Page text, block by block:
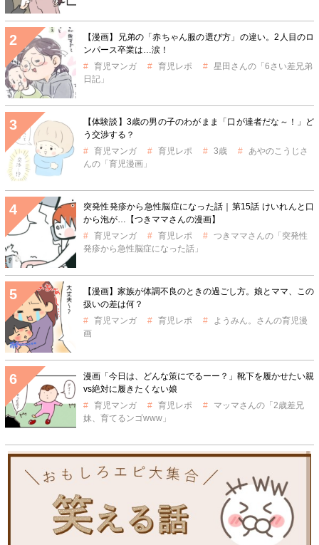
【漫画】兄弟の「赤ちゃん服の選び方」の違い。2人目のロ
ンパース卒業は…涙！
育児マンガ
育児レポ
星田さんの「6さい差兄弟
日記」
【体験談】3歳の男の子のわがまま「口が達者だな～！」ど
う交渉する？
育児マンガ
育児レポ 3歳
あやのこうじさ
んの「育児漫画」
突発性発疹から急性脳症になった話｜第15話 けいれんと口
から泡が…【つきママさんの漫画】
育児マンガ
育児レポ
つきママさんの「突発性
発疹から急性脳症になった話」
【漫画】家族が体調不良のときの過ごし方。娘とママ、この
扱いの差は何？
育児マンガ
育児レポ
ようみん。さんの育児漫
画
漫画「今日は、どんな策にでるーー？」靴下を履かせたい親
vs絶対に履きたくない娘
育児マンガ
育児レポ
マッマさんの「2歳差兄
妹、育てるンゴwww」